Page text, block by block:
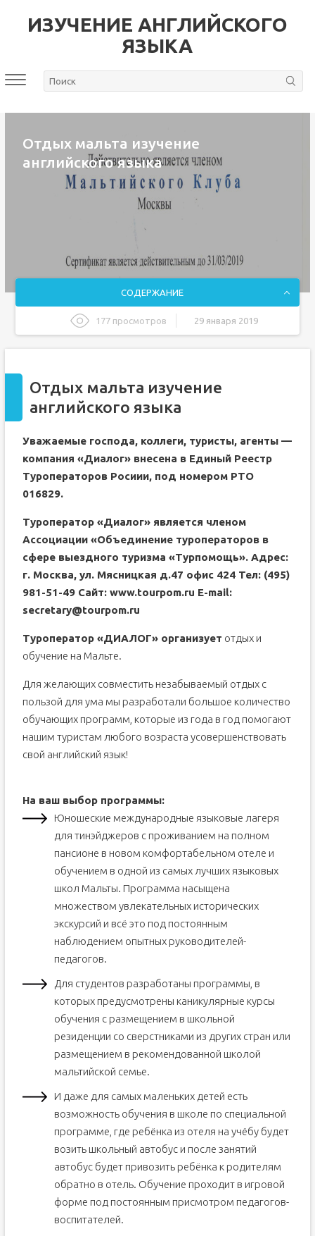
ИЗУЧЕНИЕ АНГЛИЙСКОГО
ЯЗЫКА
Отдых мальта изучение
английского языка
СОДЕРЖАНИЕ
177 просмотров 29 января 2019
Группа 5+1, 10+2, 15+3, 20+4, 25+5, 30+6 -
руководитель бесплатно (оплачивается только виза).
Круглогодичные, зимние и весенние программы
С размещением в семье
Стоимость
группового
Почему на Мальту?
Английский язык на Мальте
Английский на Мальте — учеба для взрослых
Семейные курсы на Мальте
Крупные языковые школы
Отдых мальта изучение
английского языка
Уважаемые господа, коллеги, туристы, агенты —
компания «Диалог» внесена в Единый Реестр
Туроператоров Росиии, под номером РТО
016829.
Туроператор «Диалог» является членом
Ассоциации «Объединение туроператоров в
сфере выездного туризма «Турпомощь». Адрес:
г. Москва, ул. Мясницкая д.47 офис 424 Тел: (495)
981-51-49 Сайт: www.tourpom.ru E-mail:
secretary@tourpom.ru
Туроператор «ДИАЛОГ» организует отдых и
обучение на Мальте.
Для желающих совместить незабываемый отдых с
пользой для ума мы разработали большое количество
обучающих программ, которые из года в год помогают
нашим туристам любого возраста усовершенствовать
свой английский язык!
На ваш выбор программы:
Юношеские международные языковые лагеря
для тинэйджеров с проживанием на полном
пансионе в новом комфортабельном отеле и
обучением в одной из самых лучших языковых
школ Мальты. Программа насыщена
множеством увлекательных исторических
экскурсий и всё это под постоянным
наблюдением опытных руководителей-
педагогов.
Для студентов разработаны программы, в
которых предусмотрены каникулярные курсы
обучения с размещением в школьной
резиденции со сверстниками из других стран или
размещением в рекомендованной школой
мальтийской семье.
И даже для самых маленьких детей есть
возможность обучения в школе по специальной
программе, где ребёнка из отеля на учёбу будет
возить школьный автобус и после занятий
автобус будет привозить ребёнка к родителям
обратно в отель. Обучение проходит в игровой
форме под постоянным присмотром педагогов-
воспитателей.